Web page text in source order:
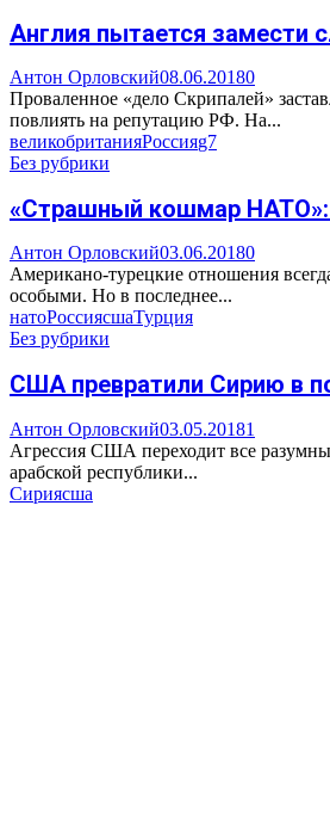
Англия пытается замести
Антон Орловский08.06.20180
Проваленное «дело Скрипалей»
повлиять на репутацию РФ. На...
великобританияРоссияg7
Без рубрики
«Страшный кошмар НАТО»:
Антон Орловский03.06.20180
Американо-турецкие отношения
особыми. Но в последнее...
натоРоссиясшаТурция
Без рубрики
США превратили Сирию в
Антон Орловский03.05.20181
Агрессия США переходит все
арабской республики...
Сириясша